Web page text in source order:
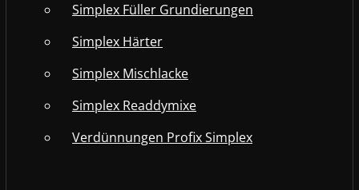
Simplex Füller Grundierungen
Simplex Härter
Simplex Mischlacke
Simplex Readdymixe
Verdünnungen Profix Simplex